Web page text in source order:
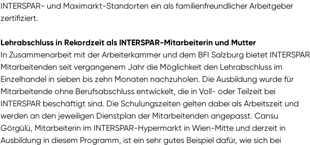
INTERSPAR- und Maximarkt-Standorten ein als familienfreundlicher Arbeitgeber
zertifiziert.
Lehrabschluss in Rekordzeit als INTERSPAR-Mitarbeiterin und Mutter
In Zusammenarbeit mit der Arbeiterkammer und dem BFI Salzburg bietet INTERSPAR
Mitarbeitenden seit vergangenem Jahr die Möglichkeit den Lehrabschluss im
Einzelhandel in sieben bis zehn Monaten nachzuholen. Die Ausbildung wurde für
Mitarbeitende ohne Berufsabschluss entwickelt, die in Voll- oder Teilzeit bei
INTERSPAR beschäftigt sind. Die Schulungszeiten gelten dabei als Arbeitszeit und
werden an den jeweiligen Dienstplan der Mitarbeitenden angepasst. Cansu
Görgülü, Mitarbeiterin im INTERSPAR-Hypermarkt in Wien-Mitte und derzeit in
Ausbildung in diesem Programm, ist ein sehr gutes Beispiel dafür, wie sich bei